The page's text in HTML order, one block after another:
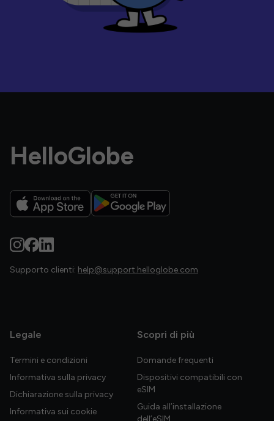
HelloGlobe
Supporto clienti: help@support.helloglobe.com
Legale
Termini e condizioni
Informativa sulla privacy
Dichiarazione sulla privacy
Informativa sui cookie
Scopri di più
Domande frequenti
Dispositivi compatibili con
eSIM
Guida all’installazione
dell’eSIM